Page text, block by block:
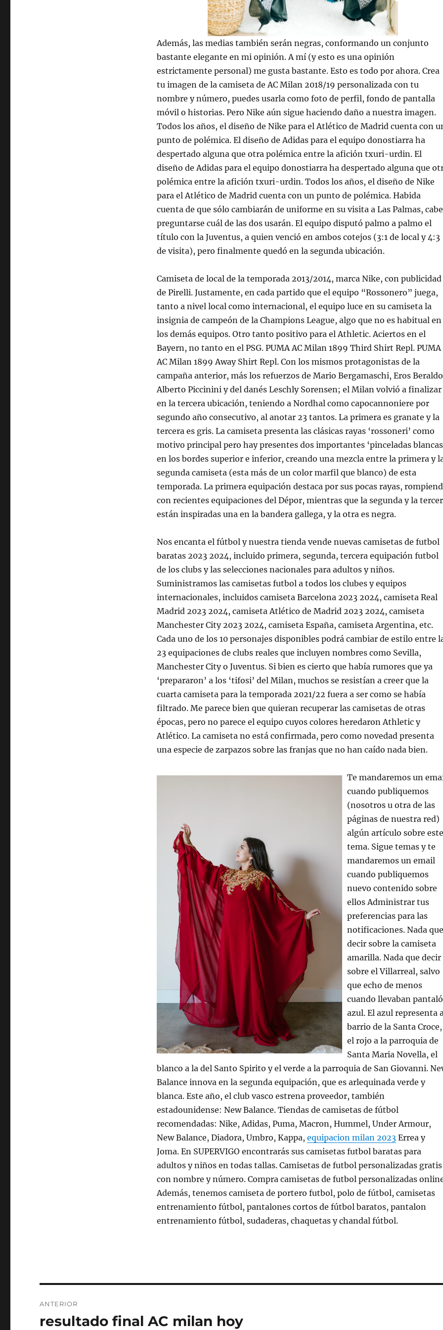
Además, las medias también serán negras, conformando un conjunto
bastante elegante en mi opinión. A mí (y esto es una opinión
estrictamente personal) me gusta bastante. Esto es todo por ahora. Crea
tu imagen de la camiseta de AC Milan 2018/19 personalizada con tu
nombre y número, puedes usarla como foto de perfil, fondo de pantalla
móvil o historias. Pero Nike aún sigue haciendo daño a nuestra imagen.
Todos los años, el diseño de Nike para el Atlético de Madrid cuenta con
punto de polémica. El diseño de Adidas para el equipo donostiarra ha
despertado alguna que otra polémica entre la afición txuri-urdin. El
diseño de Adidas para el equipo donostiarra ha despertado alguna que
polémica entre la afición txuri-urdin. Todos los años, el diseño de Nike
para el Atlético de Madrid cuenta con un punto de polémica. Habida
cuenta de que sólo cambiarán de uniforme en su visita a Las Palmas, cabe
preguntarse cuál de las dos usarán. El equipo disputó palmo a palmo el
título con la Juventus, a quien venció en ambos cotejos (3:1 de local y 4:3
de visita), pero finalmente quedó en la segunda ubicación.
Camiseta de local de la temporada 2013/2014, marca Nike, con publicidad
de Pirelli. Justamente, en cada partido que el equipo “Rossonero” juega,
tanto a nivel local como internacional, el equipo luce en su camiseta la
insignia de campeón de la Champions League, algo que no es habitual en
los demás equipos. Otro tanto positivo para el Athletic. Aciertos en el
Bayern, no tanto en el PSG. PUMA AC Milan 1899 Third Shirt Repl. PUMA
AC Milan 1899 Away Shirt Repl. Con los mismos protagonistas de la
campaña anterior, más los refuerzos de Mario Bergamaschi, Eros
Alberto Piccinini y del danés Leschly Sorensen; el Milan volvió a finalizar
en la tercera ubicación, teniendo a Nordhal como capocannoniere por
segundo año consecutivo, al anotar 23 tantos. La primera es granate y la
tercera es gris. La camiseta presenta las clásicas rayas ‘rossoneri’ como
motivo principal pero hay presentes dos importantes ‘pinceladas
en los bordes superior e inferior, creando una mezcla entre la primera y
segunda camiseta (esta más de un color marfil que blanco) de esta
temporada. La primera equipación destaca por sus pocas rayas,
con recientes equipaciones del Dépor, mientras que la segunda y la
están inspiradas una en la bandera gallega, y la otra es negra.
Nos encanta el fútbol y nuestra tienda vende nuevas camisetas de futbol
baratas 2023 2024, incluido primera, segunda, tercera equipación futbol
de los clubs y las selecciones nacionales para adultos y niños.
Suministramos las camisetas futbol a todos los clubes y equipos
internacionales, incluidos camiseta Barcelona 2023 2024, camiseta Real
Madrid 2023 2024, camiseta Atlético de Madrid 2023 2024, camiseta
Manchester City 2023 2024, camiseta España, camiseta Argentina, etc.
Cada uno de los 10 personajes disponibles podrá cambiar de estilo entre
23 equipaciones de clubs reales que incluyen nombres como Sevilla,
Manchester City o Juventus. Si bien es cierto que había rumores que ya
‘prepararon’ a los ‘tifosi’ del Milan, muchos se resistían a creer que la
cuarta camiseta para la temporada 2021/22 fuera a ser como se había
filtrado. Me parece bien que quieran recuperar las camisetas de otras
épocas, pero no parece el equipo cuyos colores heredaron Athletic y
Atlético. La camiseta no está confirmada, pero como novedad presenta
una especie de zarpazos sobre las franjas que no han caído nada bien.
Te mandaremos un
cuando publiquemos
(nosotros u otra de las
páginas de nuestra red)
algún artículo sobre este
tema. Sigue temas y te
mandaremos un email
cuando publiquemos
nuevo contenido sobre
ellos Administrar tus
preferencias para las
notificaciones. Nada que
decir sobre la camiseta
amarilla. Nada que decir
sobre el Villarreal, salvo
que echo de menos
cuando llevaban
azul. El azul representa
barrio de la Santa Croce,
el rojo a la parroquia de
Santa Maria Novella, el
blanco a la del Santo Spirito y el verde a la parroquia de San Giovanni.
Balance innova en la segunda equipación, que es arlequinada verde y
blanca. Este año, el club vasco estrena proveedor, también
estadounidense: New Balance. Tiendas de camisetas de fútbol
recomendadas: Nike, Adidas, Puma, Macron, Hummel, Under Armour,
New Balance, Diadora, Umbro, Kappa, equipacion milan 2023Errea y
Joma. En SUPERVIGO encontrarás sus camisetas futbol baratas para
adultos y niños en todas tallas. Camisetas de futbol personalizadas gratis
con nombre y número. Compra camisetas de futbol personalizadas
Además, tenemos camiseta de portero futbol, polo de fútbol, camisetas
entrenamiento fútbol, pantalones cortos de fútbol baratos, pantalon
entrenamiento fútbol, sudaderas, chaquetas y chandal fútbol.
de
ANTERIOR
Entrada
resultado final AC milan hoy